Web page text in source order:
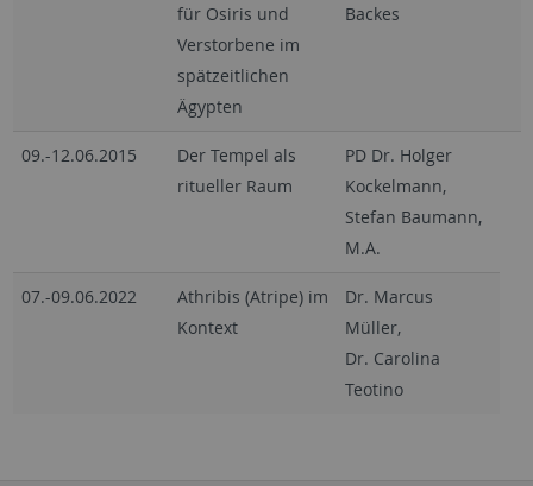
für Osiris und
Verstorbene im
spätzeitlichen
Ägypten
Backes
09.-12.06.2015
Der Tempel als
ritueller Raum
PD Dr. Holger
Kockelmann,
Stefan Baumann,
M.A.
07.-09.06.2022
Athribis (Atripe) im
Kontext
Dr. Marcus
Müller,
Dr. Carolina
Teotino